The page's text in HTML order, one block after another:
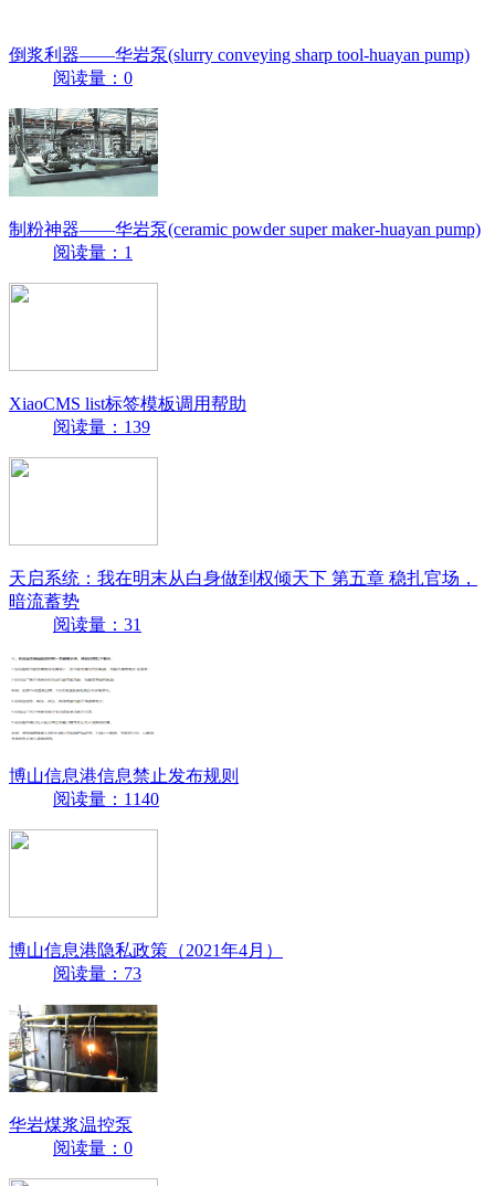
倒浆利器——华岩泵(slurry conveying sharp tool-huayan pump)
阅读量：0
制粉神器——华岩泵(ceramic powder super maker-huayan pump)
阅读量：1
XiaoCMS list标签模板调用帮助
阅读量：139
天启系统：我在明末从白身做到权倾天下 第五章 稳扎官场，
暗流蓄势
阅读量：31
博山信息港信息禁止发布规则
阅读量：1140
博山信息港隐私政策（2021年4月）
阅读量：73
华岩煤浆温控泵
阅读量：0